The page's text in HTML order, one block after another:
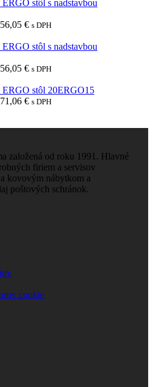
stôl s nadstavbou
€ s DPH
stôl s nadstavbou
€ s DPH
stôl 20ERGO15
€ s DPH
založená od roku 1991. Hlavné
firiem a servisov
kovovým nábytkom a
poštových schránok.
cookie